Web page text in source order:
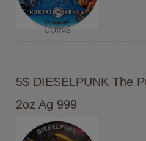
5$ DIESELPUNK The
2oz Ag 999